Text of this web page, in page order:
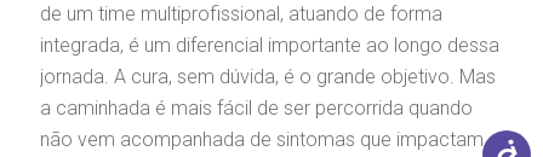
de um time multiprofissional, atuando de forma
integrada, é um diferencial importante ao longo dessa
jornada. A cura, sem dúvida, é o grande objetivo. Mas
a caminhada é mais fácil de ser percorrida quando
não vem acompanhada de sintomas que impactam a